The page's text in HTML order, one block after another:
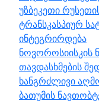
უზბეკეთი
ტრანსკასპიურ
ინტეგრირდება
ნოვოროსიისკის
თავდასხმების
ხანგრძლივი
ბათუმის